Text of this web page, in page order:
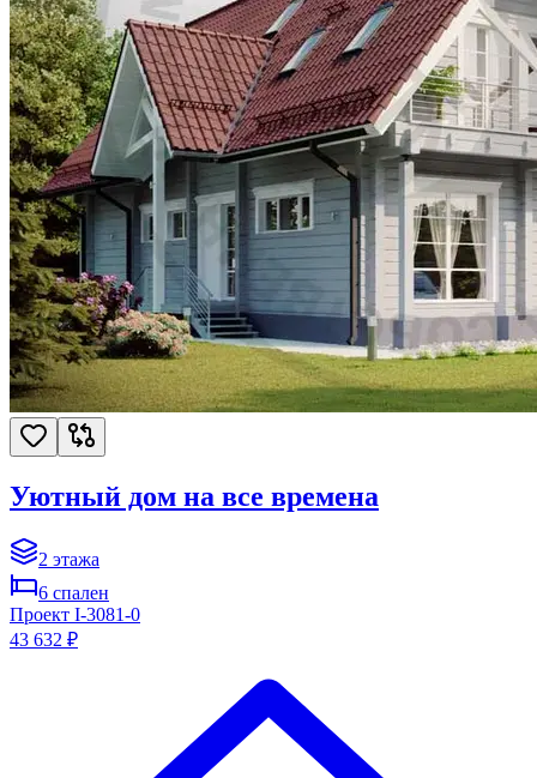
Уютный дом на все времена
2 этажа
6 спален
Проект I-3081-0
43 632 ₽